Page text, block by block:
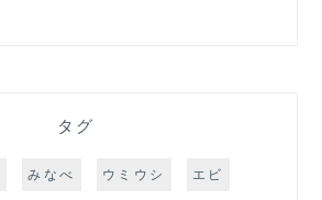
タグ
みなべ ウミウシ エビ